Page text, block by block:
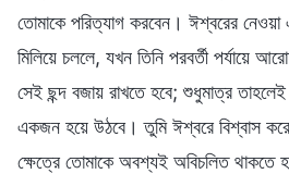
তোমাকে পরিত্যাগ করবেন। ঈশ্বরের নেওয়া
মিলিয়ে চললে, যখন তিনি পরবর্তী পর্যায়ে
সেই ছন্দ বজায় রাখতে হবে; শুধুমাত্র
একজন হয়ে উঠবে। তুমি ঈশ্বরে বিশ্বাস
ক্ষেত্রে তোমাকে অবশ্যই অবিচলিত থাকতে